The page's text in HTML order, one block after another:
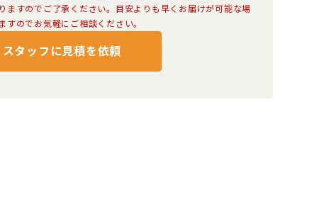
ますのでご了承ください。目安よりも早くお届けが可能な場
すのでお気軽にご相談ください。
スタッフに見積を依頼